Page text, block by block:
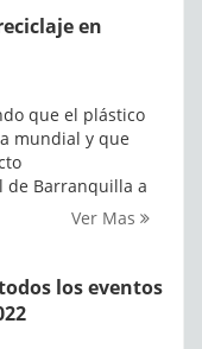
en
que el plástico
mundial y que
de Barranquilla a
Ver Mas
los eventos